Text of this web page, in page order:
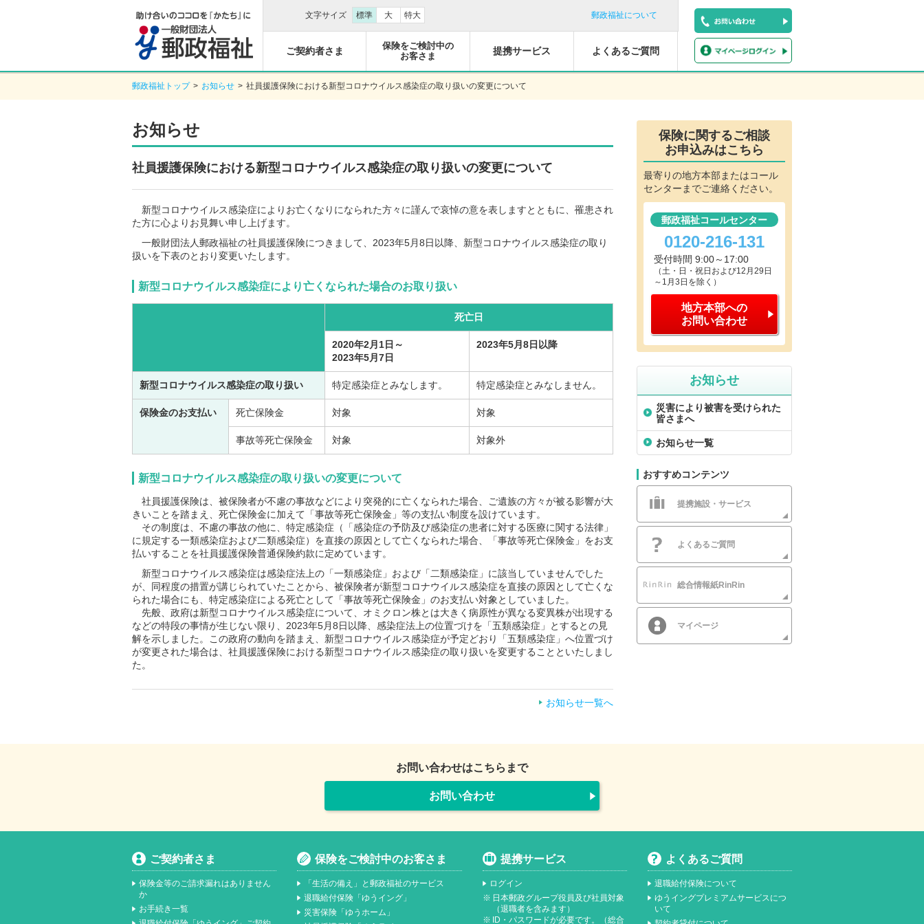
文字サイズ 標準 大 特大 郵政福祉について
ご契約者さま
保険をご検討中の
お客さま
提携サービス よくあるご質問
郵政福祉トップ > お知らせ > 社員援護保険における新型コロナウイルス感染症の取り扱いの変更について
お知らせ
社員援護保険における新型コロナウイルス感染症の取り扱いの変更について
新型コロナウイルス感染症によりお亡くなりになられた方々に謹んで哀悼の意を表しますとともに、罹患され
た方に心よりお見舞い申し上げます。
一般財団法人郵政福祉の社員援護保険につきまして、2023年5月8日以降、新型コロナウイルス感染症の取り
扱いを下表のとおり変更いたします。
新型コロナウイルス感染症により亡くなられた場合のお取り扱い
死亡日
2020年2月1日～
2023年5月7日
2023年5月8日以降
新型コロナウイルス感染症の取り扱い 特定感染症とみなします。 特定感染症とみなしません。
保険金のお支払い 死亡保険金 対象 対象
事故等死亡保険金 対象 対象外
新型コロナウイルス感染症の取り扱いの変更について
社員援護保険は、被保険者が不慮の事故などにより突発的に亡くなられた場合、ご遺族の方々が被る影響が大
きいことを踏まえ、死亡保険金に加えて「事故等死亡保険金」等の支払い制度を設けています。
その制度は、不慮の事故の他に、特定感染症（「感染症の予防及び感染症の患者に対する医療に関する法律」
に規定する一類感染症および二類感染症）を直接の原因として亡くなられた場合、「事故等死亡保険金」をお支
払いすることを社員援護保険普通保険約款に定めています。
新型コロナウイルス感染症は感染症法上の「一類感染症」および「二類感染症」に該当していませんでした
が、同程度の措置が講じられていたことから、被保険者が新型コロナウイルス感染症を直接の原因として亡くな
られた場合にも、特定感染症による死亡として「事故等死亡保険金」のお支払い対象としていました。
先般、政府は新型コロナウイルス感染症について、オミクロン株とは大きく病原性が異なる変異株が出現する
などの特段の事情が生じない限り、2023年5月8日以降、感染症法上の位置づけを「五類感染症」とするとの見
解を示しました。この政府の動向を踏まえ、新型コロナウイルス感染症が予定どおり「五類感染症」へ位置づけ
が変更された場合は、社員援護保険における新型コロナウイルス感染症の取り扱いを変更することといたしまし
た。
お知らせ一覧へ
保険に関するご相談
お申込みはこちら
最寄りの地方本部またはコール
センターまでご連絡ください。
郵政福祉コールセンター
0120-216-131
受付時間 9:00～17:00
（土・日・祝日および12月29日
～1月3日を除く）
地方本部への
お問い合わせ
お知らせ
災害により被害を受けられた
皆さまへ
お知らせ一覧
おすすめコンテンツ
提携施設・サービス
よくあるご質問
総合情報紙RinRin
マイページ
お問い合わせはこちらまで
お問い合わせ
ご契約者さま
保険金等のご請求漏れはありません
か
お手続き一覧
保険をご検討中のお客さま
「生活の備え」と郵政福祉のサービス
退職給付保険「ゆうイング」
災害保険「ゆうホーム」
提携サービス
ログイン
※ 日本郵政グループ役員及び社員対象
（退職者を含みます）
※ ID・パスワードが必要です。（総合
よくあるご質問
退職給付保険について
ゆうイングプレミアムサービスにつ
いて